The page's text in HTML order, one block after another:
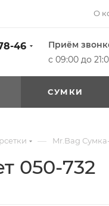
О
46
Приём
с 09:00 до
CУМКИ
— Mr.Bag
050-732